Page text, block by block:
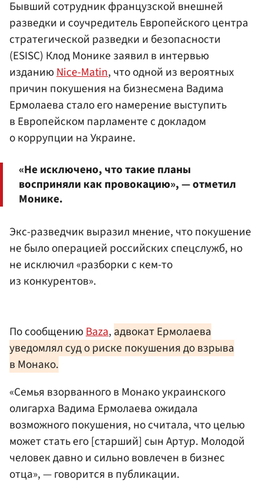
Бывший сотрудник французской внешней
разведки и соучредитель Европейского центра
стратегической разведки и безопасности
(ESISC) Клод Монике заявил в интервью
изданиюNice-Matin, что одной из вероятных
причин покушения на бизнесмена Вадима
Ермолаева стало его намерение выступить
в Европейском парламенте с докладом
о коррупции на Украине.
«Не исключено, что такие планы
восприняли как провокацию», — отметил
Монике.
Экс-разведчик выразил мнение, что покушение
не было операцией российских спецслужб, но
не исключил «разборки с кем-то
из конкурентов».
По сообщениюBaza, адвокат Ермолаева
уведомлял суд о риске покушения до взрыва
в Монако.
«Семья взорванного в Монако украинского
олигарха Вадима Ермолаева ожидала
возможного покушения, но считала, что целью
может стать его [старший] сын Артур. Молодой
человек давно и сильно вовлечен в бизнес
отца», — говорится в публикации.